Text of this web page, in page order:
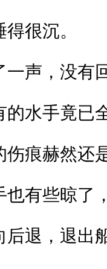
很沉。
声，没有
水手竟已
痕赫然还
有些晾了
退，退出